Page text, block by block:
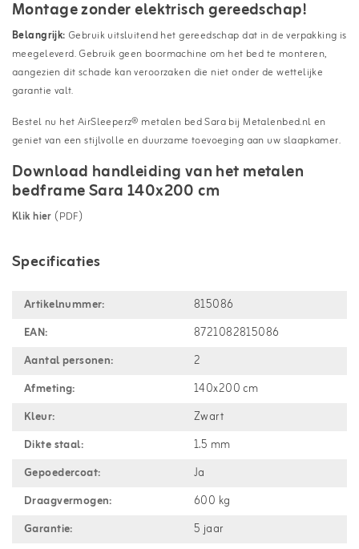
Montage zonder elektrisch gereedschap!
Belangrijk: Gebruik uitsluitend het gereedschap dat in de verpakking is
meegeleverd. Gebruik geen boormachine om het bed te monteren,
aangezien dit schade kan veroorzaken die niet onder de wettelijke
garantie valt.
Bestel nu het AirSleeperz® metalen bed Sara bij Metalenbed.nl en
geniet van een stijlvolle en duurzame toevoeging aan uw slaapkamer.
Download handleiding van het metalen
bedframe Sara 140x200 cm
Klik hier (PDF)
Specificaties
Artikelnummer:
815086
EAN:
8721082815086
Aantal personen:
2
Afmeting:
140x200 cm
Kleur:
Zwart
Dikte staal:
1.5 mm
Gepoedercoat:
Ja
Draagvermogen:
600 kg
Garantie:
5 jaar